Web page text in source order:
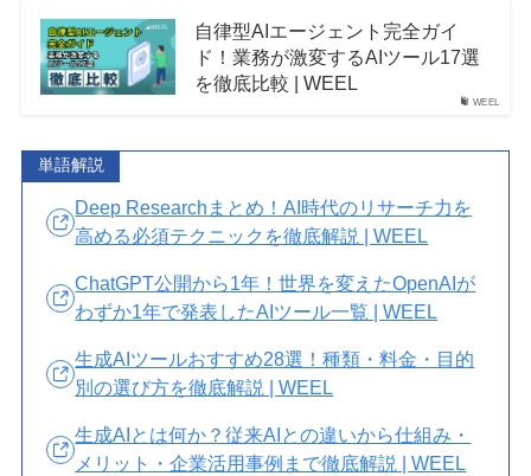
WEEL
自律型AIエージェント完全ガイ
ド！業務が激変するAIツール17選
を徹底比較 | WEEL
単語解説
Deep Researchまとめ！AI時代のリサーチ力を
高める必須テクニックを徹底解説 | WEEL
ChatGPT公開から1年！世界を変えたOpenAIが
わずか1年で発表したAIツール一覧 | WEEL
生成AIツールおすすめ28選！種類・料金・目的
別の選び方を徹底解説 | WEEL
生成AIとは何か？従来AIとの違いから仕組み・
メリット・企業活用事例まで徹底解説 | WEEL